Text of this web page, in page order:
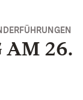
AM 26.